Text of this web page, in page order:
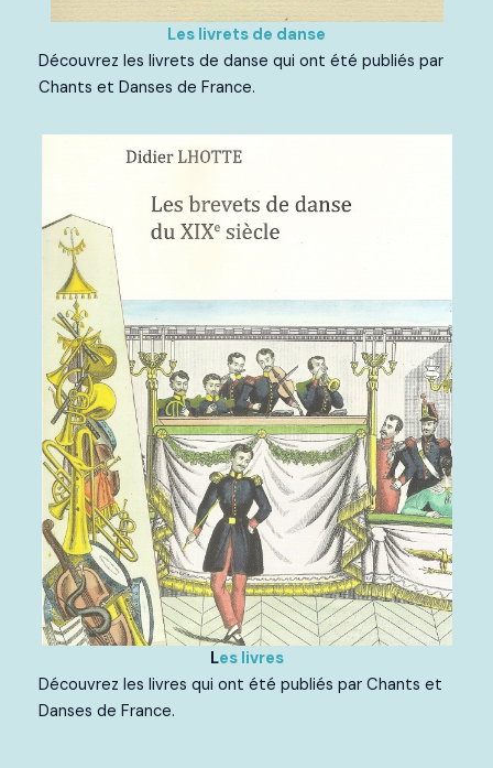
Les livrets de danse
Découvrez les livrets de danse qui ont été publiés par
Chants et Danses de France.
Les livres
Découvrez les livres qui ont été publiés par Chants et
Danses de France.